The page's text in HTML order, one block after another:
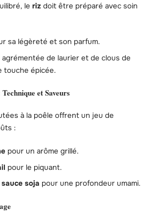
le riz doit être préparé avec soin
sa légèreté et son parfum.
agrémentée de laurier et de clous de
touche épicée.
et Saveurs
à la poêle offrent un jeu de
:
pour un arôme grillé.
pour le piquant.
sauce soja pour une profondeur umami.